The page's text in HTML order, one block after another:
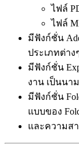
ไฟล์
ไฟล์
มีฟังก์ชั่น
ประเภทต่าง
มีฟังก์ชั่น
งาน เป็นนา
มีฟังก์ชั่น
แบบของ
และความส